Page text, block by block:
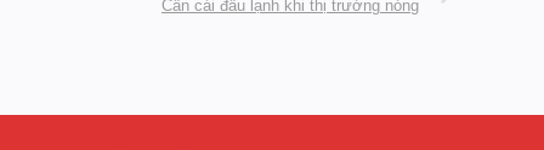
Cần cái đầu lạnh khi thị trường nóng